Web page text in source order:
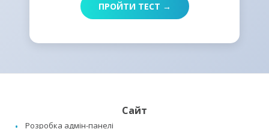
ПРОЙТИ ТЕСТ →
Сайт
Розробка адмін-панелі